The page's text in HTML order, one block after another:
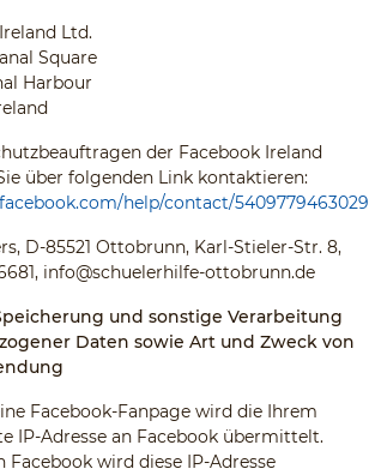
Ltd.
Square
Harbour
der Facebook Ireland
über folgenden Link kontaktieren:
help/contact/
D-85521 Ottobrunn, Karl-Stieler-Str. 8,
info@schuelerhilfe-ottobrunn.de
und sonstige Verarbeitung
Daten sowie Art und Zweck von
Facebook-Fanpage wird die Ihrem
IP-Adresse an Facebook übermittelt.
Facebook wird diese IP-Adresse